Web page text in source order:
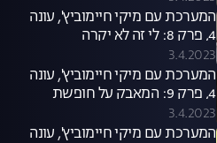
המערכת עם מיקי חיימוביץ', עונה
4, פרק 8: לי זה לא יקרה
3.4.2023
המערכת עם מיקי חיימוביץ', עונה
4, פרק 9: המאבק על חופשת
הלידה
3.4.2023
המערכת עם מיקי חיימוביץ', עונה